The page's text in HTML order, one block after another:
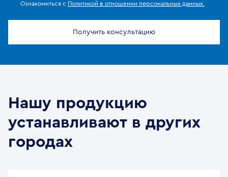
Ознакомиться с Политикой в отношении персональных данных.
Получить консультацию
Нашу продукцию
устанавливают в других
городах